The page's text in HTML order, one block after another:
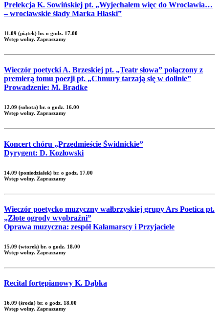
Prelekcja K. Sowińskiej pt. „Wyjechałem więc do Wrocławia…
– wrocławskie ślady Marka Hłaski”
11.09 (piątek) br. o godz. 17.00
Wstęp wolny. Zapraszamy
Wieczór poetycki A. Brzeskiej pt. „Teatr słowa” połączony z
premierą tomu poezji pt. „Chmury tarzają się w dolinie”
Prowadzenie: M. Bradke
12.09 (sobota) br. o godz. 16.00
Wstęp wolny. Zapraszamy
Koncert chóru „Przedmieście Świdnickie”
Dyrygent: D. Kozłowski
14.09 (poniedziałek) br. o godz. 17.00
Wstęp wolny. Zapraszamy
Wieczór poetycko muzyczny wałbrzyskiej grupy Ars Poetica pt.
„Złote ogrody wyobraźni”
Oprawa muzyczna: zespół Kałamarscy i Przyjaciele
15.09 (wtorek) br. o godz. 18.00
Wstęp wolny. Zapraszamy
Recital fortepianowy K. Dąbka
16.09 (środa) br. o godz. 18.00
Wstęp wolny. Zapraszamy